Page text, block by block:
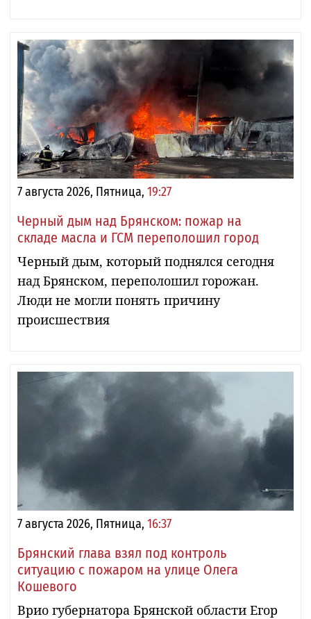
7 августа 2026, Пятница, 19:27
Черный дым над Брянском: пожар на
складе масла и ГСМ переполошил город
Черный дым, который поднялся сегодня
над Брянском, переполошил горожан.
Люди не могли понять причину
происшествия
7 августа 2026, Пятница, 16:37
Брянский глава взял под контроль
ситуацию с пожаром на улице Олега
Кошевого
Врио губернатора Брянской области Егор